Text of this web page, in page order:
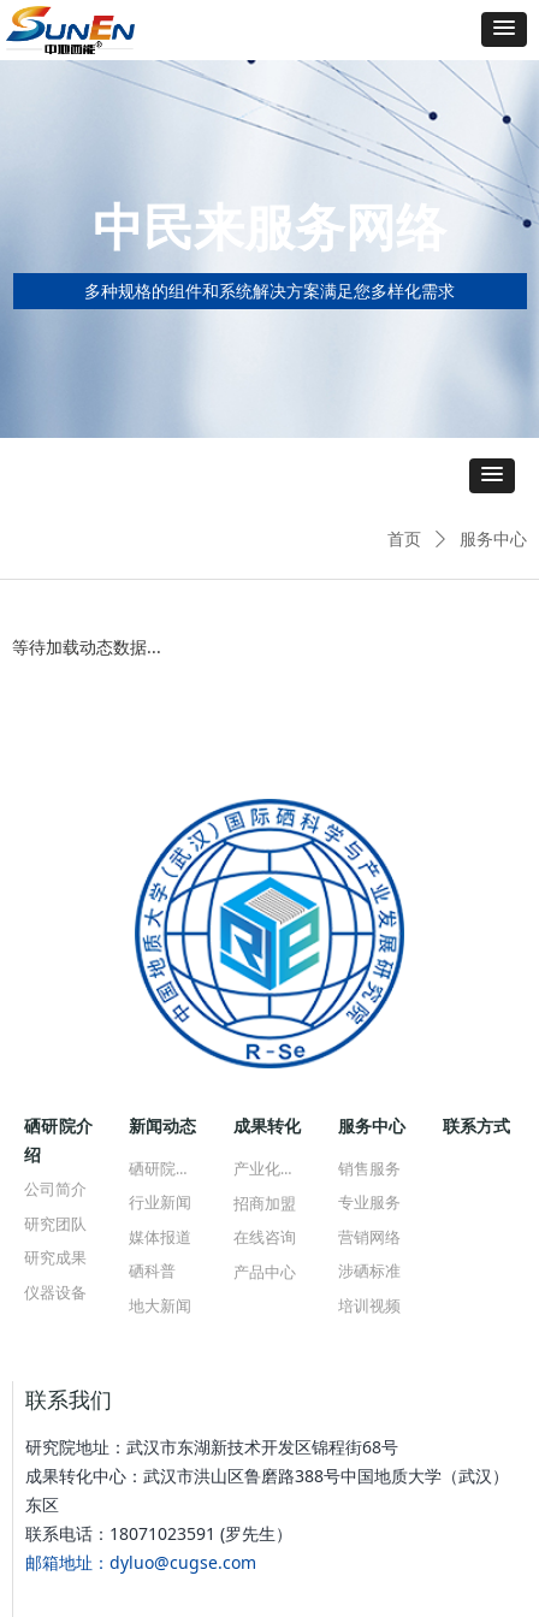
中民来服务网络
多种规格的组件和系统解决方案满足您多样化需求
首页 ꄲ 服务中心
等待加载动态数据...
联系我们
研究院地址：武汉市东湖新技术开发区锦程街68号
成果转化中心：武汉市洪山区鲁磨路388号中国地质大学（武汉）
东区
联系电话：18071023591 (罗先生）
邮箱地址：dyluo@cugse.com
公司简介
研究团队
研究成果
仪器设备
硒研院介
绍
新闻动态
硒研院新闻
行业新闻
媒体报道
硒科普
地大新闻
成果转化
产业化公司
招商加盟
在线咨询
产品中心
服务中心
销售服务
专业服务
营销网络
涉硒标准
培训视频
联系方式